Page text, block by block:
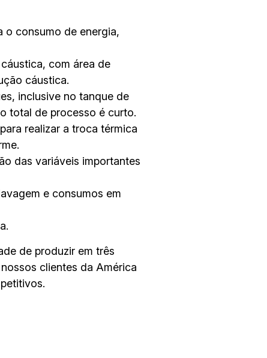
o consumo de energia,
com área de
cáustica.
inclusive no tanque de
total de processo é curto.
realizar a troca térmica
das variáveis importantes
e consumos em
de produzir em três
clientes da América